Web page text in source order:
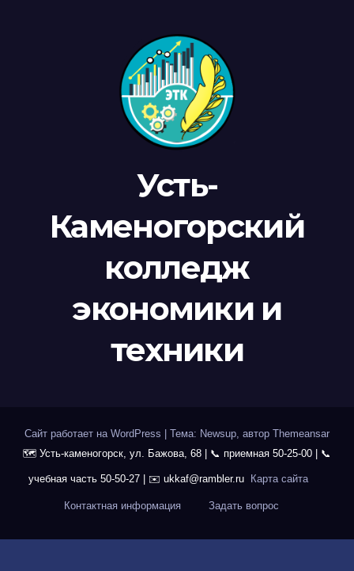
Усть-
Каменогорский
колледж
экономики и
техники
Сайт работает на WordPress Тема: Newsup, автор Themeansar
Карта сайта
Контактная информация Задать вопрос